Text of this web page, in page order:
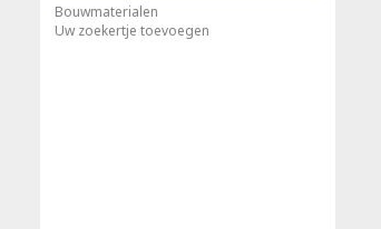
Bouwmaterialen
Uw zoekertje toevoegen